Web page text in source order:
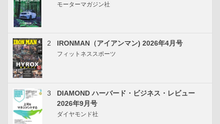
モーターマガジン社
2 IRONMAN（アイアンマン) 2026年4月号
フィットネススポーツ
3
DIAMOND ハーバード・ビジネス・レビュー
2026年9月号
ダイヤモンド社